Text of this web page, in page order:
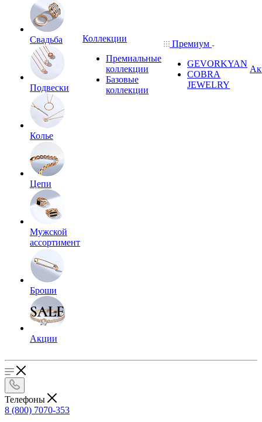
Свадьба
Подвески
Колье
Цепи
Мужской
ассортимент
Броши
Акции
Коллекции
Премиальные
коллекции
Базовые
коллекции
Премиум
GEVORKYAN
COBRA
JEWELRY
Телефоны
8 (800) 7070-353